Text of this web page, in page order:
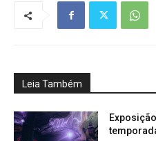
Leia Também